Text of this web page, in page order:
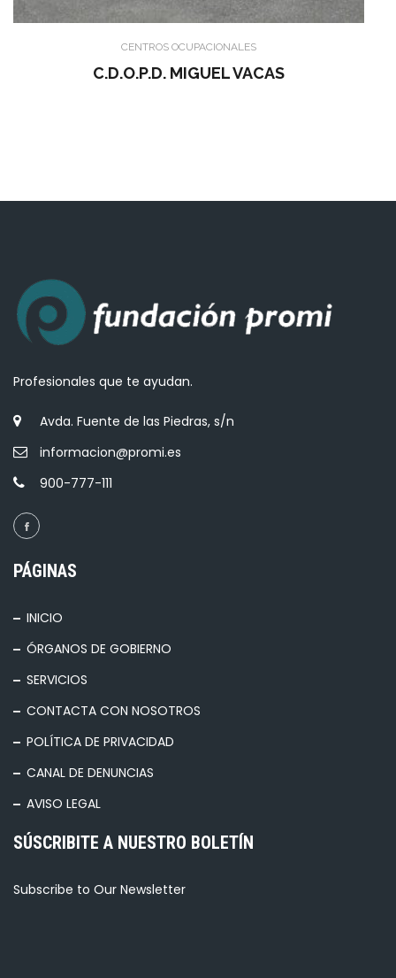
CENTROS OCUPACIONALES
C.D.O.P.D. MIGUEL VACAS
Profesionales que te ayudan.
Avda. Fuente de las Piedras, s/n
informacion@promi.es
900-777-111
PÁGINAS
INICIO
ÓRGANOS DE GOBIERNO
SERVICIOS
CONTACTA CON NOSOTROS
POLÍTICA DE PRIVACIDAD
CANAL DE DENUNCIAS
AVISO LEGAL
SÚSCRIBITE A NUESTRO BOLETÍN
Subscribe to Our Newsletter